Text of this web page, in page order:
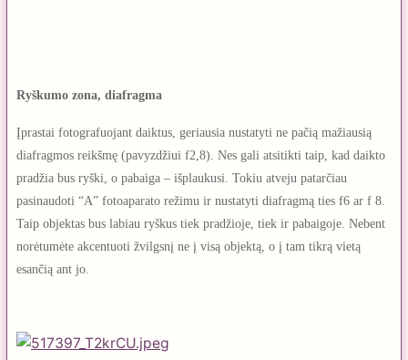
Ryškumo zona, diafragma
Įprastai fotografuojant daiktus, geriausia nustatyti ne pačią mažiausią
diafragmos reikšmę (pavyzdžiui f2,8). Nes gali atsitikti taip, kad daikto
pradžia bus ryški, o pabaiga – išplaukusi. Tokiu atveju patarčiau
pasinaudoti “A” fotoaparato režimu ir nustatyti diafragmą ties f6 ar f 8.
Taip objektas bus labiau ryškus tiek pradžioje, tiek ir pabaigoje. Nebent
norėtumėte akcentuoti žvilgsnį ne į visą objektą, o į tam tikrą vietą
esančią ant jo.